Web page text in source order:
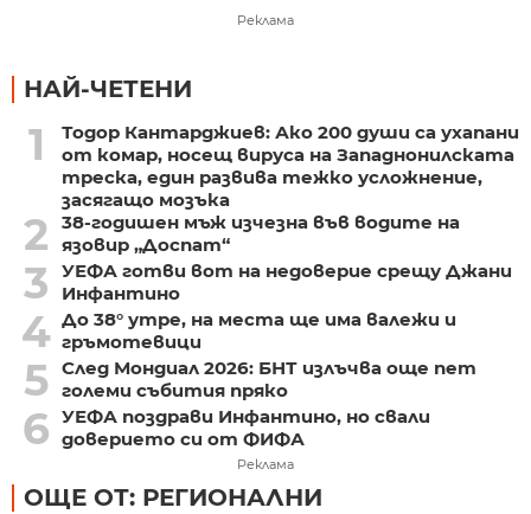
Реклама
НАЙ-ЧЕТЕНИ
1
Тодор Кантарджиев: Ако 200 души са ухапани
от комар, носещ вируса на Западнонилската
треска, един развива тежко усложнение,
засягащо мозъка
2
38-годишен мъж изчезна във водите на
язовир „Доспат“
3
УЕФА готви вот на недоверие срещу Джани
Инфантино
4 До 38° утре, на места ще има валежи и
гръмотевици
5 След Мондиал 2026: БНТ излъчва още пет
големи събития пряко
6 УЕФА поздрави Инфантино, но свали
доверието си от ФИФА
Реклама
ОЩЕ ОТ: РЕГИОНАЛНИ